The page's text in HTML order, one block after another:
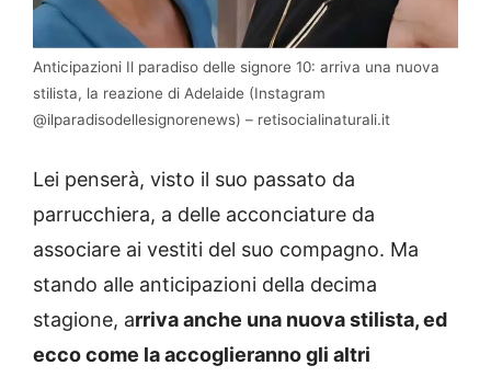
Anticipazioni Il paradiso delle signore 10: arriva una nuova
stilista, la reazione di Adelaide (Instagram
@ilparadisodellesignorenews) – retisocialinaturali.it
Lei penserà, visto il suo passato da
parrucchiera, a delle acconciature da
associare ai vestiti del suo compagno. Ma
stando alle anticipazioni della decima
stagione, arriva anche una nuova stilista, ed
ecco come la accoglieranno gli altri